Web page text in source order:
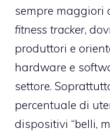
sempre maggiori
fitness tracker,
produttori e
hardware e
settore.
percentuale di
dispositivi “belli,